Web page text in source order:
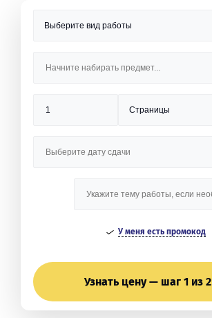
У меня есть промокод
Узнать цену — шаг 1 из 2